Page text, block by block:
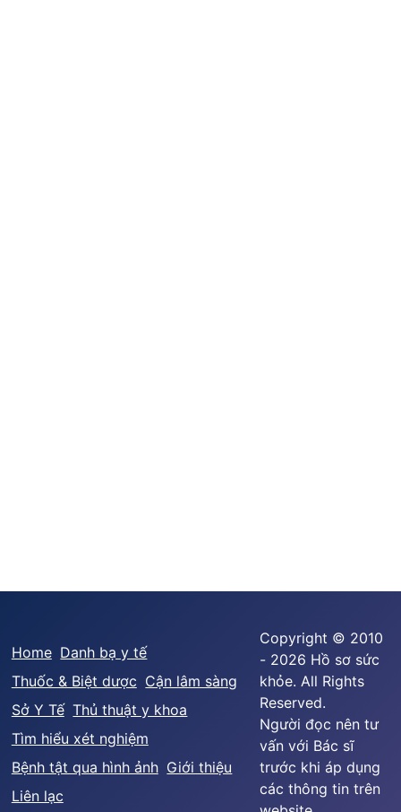
Home Danh bạ y tế
Thuốc & Biệt dược Cận lâm sàng
Sở Y Tế Thủ thuật y khoa
Tìm hiểu xét nghiệm
Bệnh tật qua hình ảnh Giới thiệu
Liên lạc
Copyright © 2010
- 2026 Hồ sơ sức
khỏe. All Rights
Reserved.
Người đọc nên tư
vấn với Bác sĩ
trước khi áp dụng
các thông tin trên